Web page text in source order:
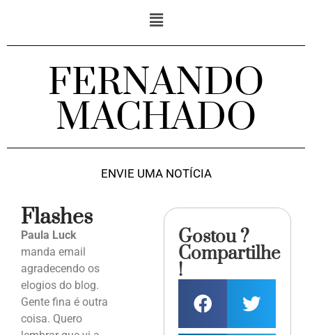
FERNANDO
MACHADO
ENVIE UMA NOTÍCIA
Flashes
Paula Luck
manda email
agradecendo os
elogios do blog.
Gente fina é outra
coisa. Quero
Gostou ?
Compartilhe
!